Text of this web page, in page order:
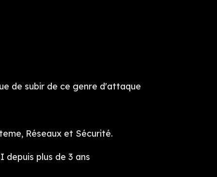
de subir de ce genre d'attaque
Réseaux et Sécurité.
plus de 3 ans